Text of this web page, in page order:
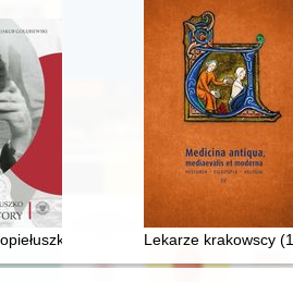
: obrazy męskości w
: a life storyLekarze krakowscy